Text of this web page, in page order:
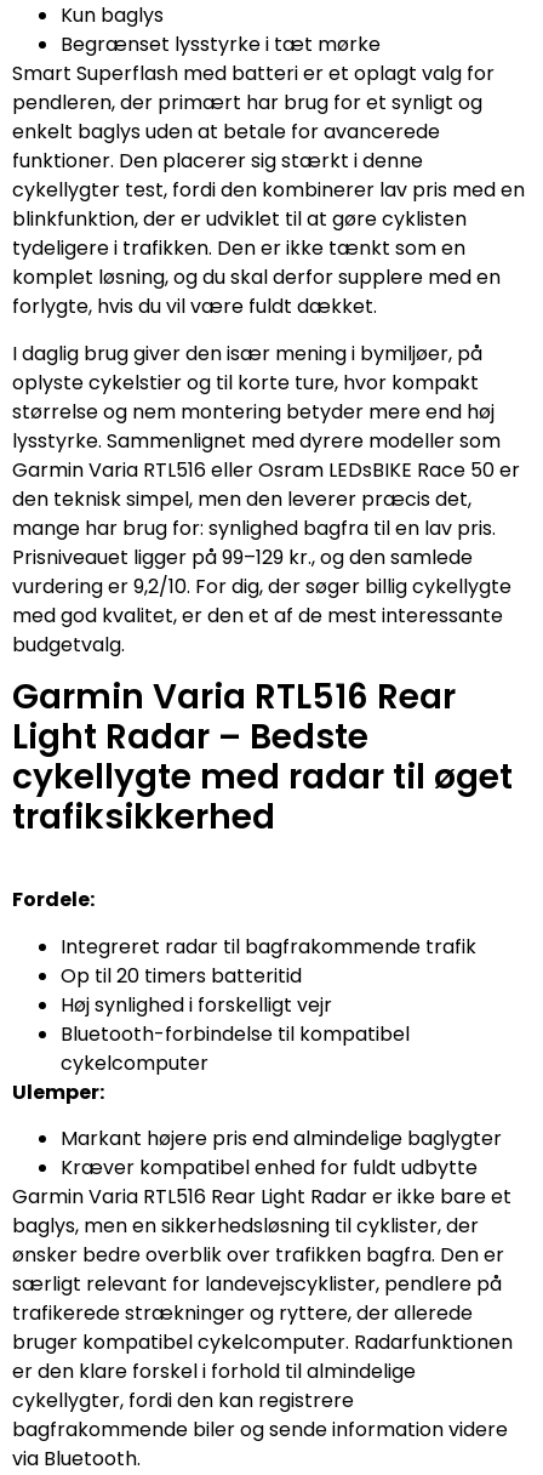
Kun baglys
Begrænset lysstyrke i tæt mørke
Smart Superflash med batteri er et oplagt valg for
pendleren, der primært har brug for et synligt og
enkelt baglys uden at betale for avancerede
funktioner. Den placerer sig stærkt i denne
cykellygter test, fordi den kombinerer lav pris med en
blinkfunktion, der er udviklet til at gøre cyklisten
tydeligere i trafikken. Den er ikke tænkt som en
komplet løsning, og du skal derfor supplere med en
forlygte, hvis du vil være fuldt dækket.
I daglig brug giver den især mening i bymiljøer, på
oplyste cykelstier og til korte ture, hvor kompakt
størrelse og nem montering betyder mere end høj
lysstyrke. Sammenlignet med dyrere modeller som
Garmin Varia RTL516 eller Osram LEDsBIKE Race 50 er
den teknisk simpel, men den leverer præcis det,
mange har brug for: synlighed bagfra til en lav pris.
Prisniveauet ligger på 99–129 kr., og den samlede
vurdering er 9,2/10. For dig, der søger billig cykellygte
med god kvalitet, er den et af de mest interessante
budgetvalg.
Garmin Varia RTL516 Rear
Light Radar – Bedste
cykellygte med radar til øget
trafiksikkerhed
Fordele:
Integreret radar til bagfrakommende trafik
Op til 20 timers batteritid
Høj synlighed i forskelligt vejr
Bluetooth-forbindelse til kompatibel
cykelcomputer
Ulemper:
Markant højere pris end almindelige baglygter
Kræver kompatibel enhed for fuldt udbytte
Garmin Varia RTL516 Rear Light Radar er ikke bare et
baglys, men en sikkerhedsløsning til cyklister, der
ønsker bedre overblik over trafikken bagfra. Den er
særligt relevant for landevejscyklister, pendlere på
trafikerede strækninger og ryttere, der allerede
bruger kompatibel cykelcomputer. Radarfunktionen
er den klare forskel i forhold til almindelige
cykellygter, fordi den kan registrere
bagfrakommende biler og sende information videre
via Bluetooth.